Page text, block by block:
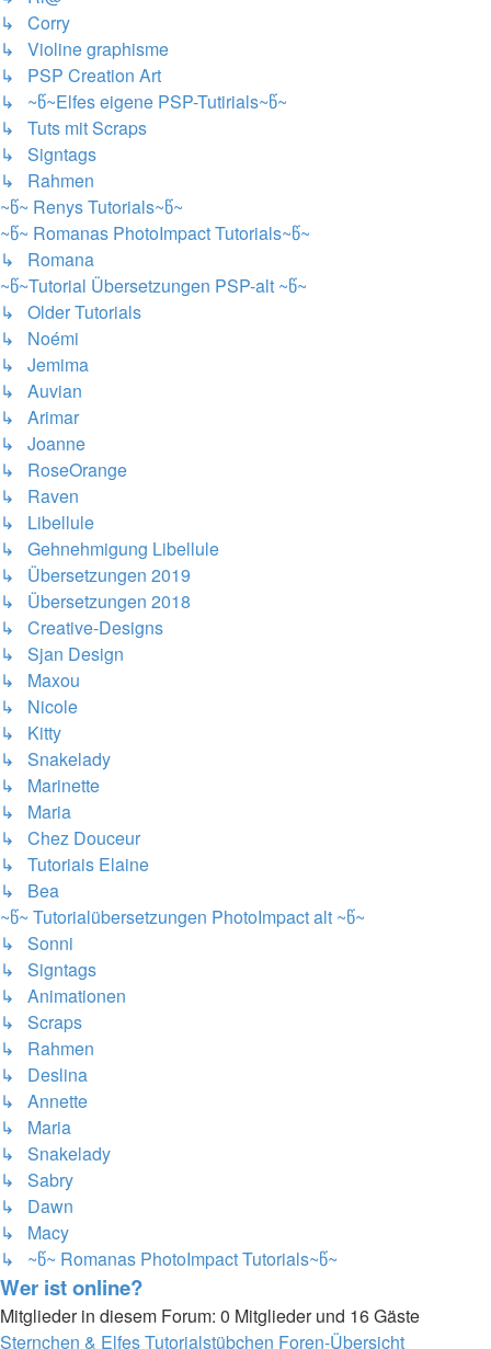
↳ Corry
↳ Violine graphisme
↳ PSP Creation Art
↳ ~წ~Elfes eigene PSP-Tutirials~წ~
↳ Tuts mit Scraps
↳ Signtags
↳ Rahmen
~წ~ Renys Tutorials~წ~
~წ~ Romanas PhotoImpact Tutorials~წ~
↳ Romana
~წ~Tutorial Übersetzungen PSP-alt ~წ~
↳ Older Tutorials
↳ Noémi
↳ Jemima
↳ Auvian
↳ Arimar
↳ Joanne
↳ RoseOrange
↳ Raven
↳ Libellule
↳ Gehnehmigung Libellule
↳ Übersetzungen 2019
↳ Übersetzungen 2018
↳ Creative-Designs
↳ Sjan Design
↳ Maxou
↳ Nicole
↳ Kitty
↳ Snakelady
↳ Marinette
↳ Maria
↳ Chez Douceur
↳ Tutoriais Elaine
↳ Bea
~წ~ Tutorialübersetzungen PhotoImpact alt ~წ~
↳ Sonni
↳ Signtags
↳ Animationen
↳ Scraps
↳ Rahmen
↳ Deslina
↳ Annette
↳ Maria
↳ Snakelady
↳ Sabry
↳ Dawn
↳ Macy
↳ ~წ~ Romanas PhotoImpact Tutorials~წ~
Wer ist online?
Mitglieder in diesem Forum: 0 Mitglieder und 16 Gäste
Sternchen & Elfes Tutorialstübchen Foren-Übersicht